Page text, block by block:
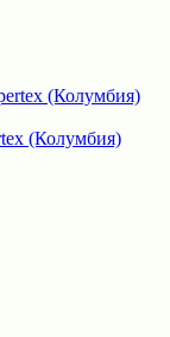
(Колумбия)